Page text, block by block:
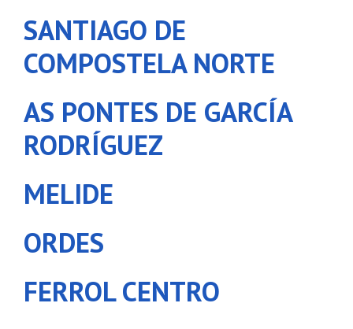
SANTIAGO DE
COMPOSTELA NORTE
AS PONTES DE GARCÍA
RODRÍGUEZ
MELIDE
ORDES
FERROL CENTRO